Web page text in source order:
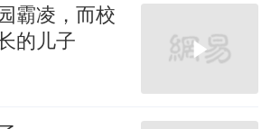
霸凌，而校
的儿子